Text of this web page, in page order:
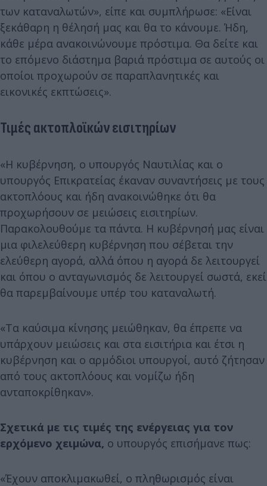
των καταναλωτών», είπε και συμπλήρωσε: «Είναι
ξεκάθαρη η θέλησή μας και θα το κάνουμε. Ήδη,
κάθε μέρα ανακοινώνουμε πρόστιμα. Θα δείτε και
το επόμενο διάστημα βαριά πρόστιμα σε αυτούς οι
οποίοι προχωρούν σε παραπλανητικές και
εικονικές εκπτώσεις».
Τιμές ακτοπλοϊκών εισιτηρίων
«Η κυβέρνηση, ο υπουργός Ναυτιλίας και ο
υπουργός Επικρατείας έκαναν συναντήσεις με τους
ακτοπλόους και ήδη ανακοινώθηκε ότι θα
προχωρήσουν σε μειώσεις εισιτηρίων.
Παρακολουθούμε τα πάντα. Η κυβέρνησή μας είναι
μια φιλελεύθερη κυβέρνηση που σέβεται την
ελεύθερη αγορά, αλλά όπου η αγορά δε λειτουργεί
και όπου ο ανταγωνισμός δε λειτουργεί σωστά, εκεί
θα παρεμβαίνουμε υπέρ του καταναλωτή.
«Τα καύσιμα κίνησης μειώθηκαν, θα έπρεπε να
υπάρχουν μειώσεις και στα εισιτήρια και έτσι η
κυβέρνηση και ο αρμόδιοι υπουργοί, αυτό ζήτησαν
από τους ακτοπλόους και νομίζω ήδη
ανταποκρίθηκαν».
Σχετικά με τις τιμές της ενέργειας για τον
ερχόμενο χειμώνα, ο υπουργός επισήμανε πως:
«Έχουν αποκλιμακωθεί, ο πληθωρισμός είναι